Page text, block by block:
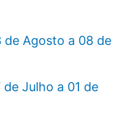
de Agosto a 08 de
Julho a 01 de